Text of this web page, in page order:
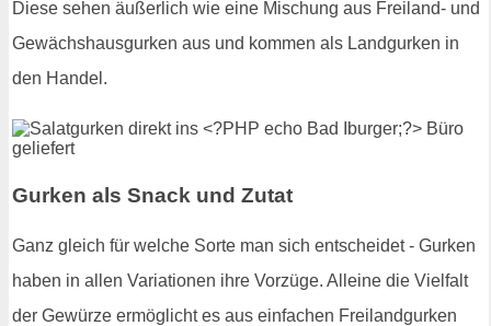
Diese sehen äußerlich wie eine Mischung aus Freiland- und
Gewächshausgurken aus und kommen als Landgurken in
den Handel.
Gurken als Snack und Zutat
Ganz gleich für welche Sorte man sich entscheidet - Gurken
haben in allen Variationen ihre Vorzüge. Alleine die Vielfalt
der Gewürze ermöglicht es aus einfachen Freilandgurken